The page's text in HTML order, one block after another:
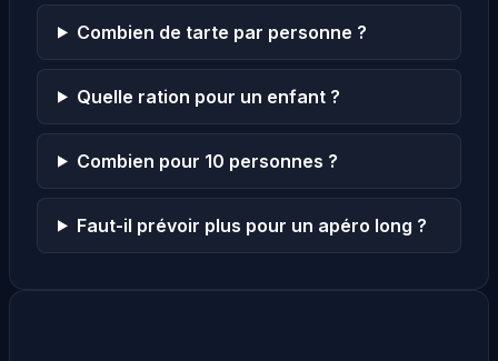
Combien de tarte par personne ?
Quelle ration pour un enfant ?
Combien pour 10 personnes ?
Faut-il prévoir plus pour un apéro long ?